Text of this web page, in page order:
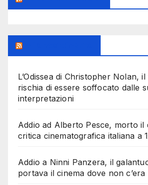
L’Odissea di Christopher Nolan,
rischia di essere soffocato dalle
interpretazioni
Addio ad Alberto Pesce, morto il
critica cinematografica italiana a
Addio a Ninni Panzera, il
portava il cinema dove non c’era